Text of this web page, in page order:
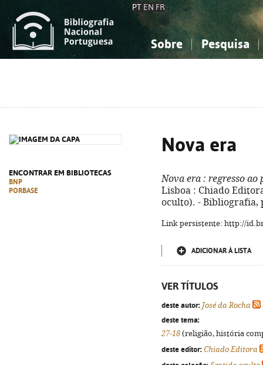
PT EN FR
Sobre Pesquisa
ENCONTRAR EM BIBLIOTECAS
BNP
PORBASE
Nova era
Nova era : regresso ao
Lisboa : Chiado
oculto). - Bibliografia,
Link persistente: http://
ADICIONAR À LISTA
VER TÍTULOS
deste autor: José da Rocha
deste tema:
27-18 (religião, história
deste editor: Chiado Editora